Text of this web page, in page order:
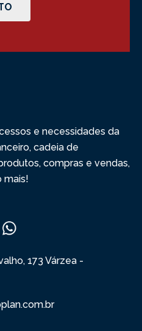
e necessidades da
cadeia de
compras e vendas,
mais!
173 Várzea -